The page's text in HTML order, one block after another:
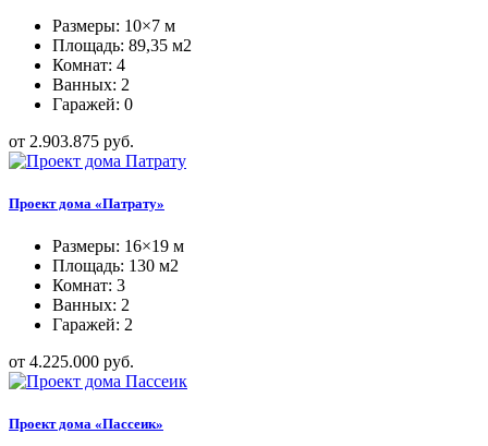
Размеры: 10×7 м
Площадь: 89,35 м2
Комнат: 4
Ванных: 2
Гаражей: 0
от 2.903.875 руб.
Проект дома «Патрату»
Размеры: 16×19 м
Площадь: 130 м2
Комнат: 3
Ванных: 2
Гаражей: 2
от 4.225.000 руб.
Проект дома «Пассеик»